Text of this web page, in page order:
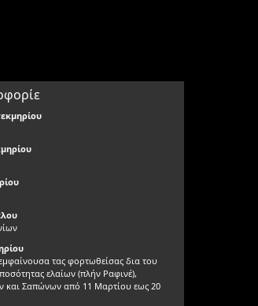
τας φορτωθείσας δια του
ελαίων (πλήν Ραφινέ),
και Σαπώνων από 11 Μαρτίου εως 20